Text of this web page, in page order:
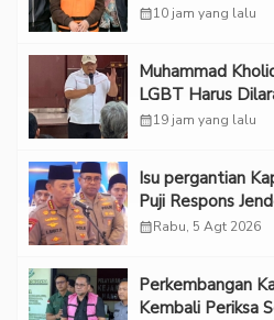
calendar_month10 jam yang lalu
Muhammad
LGBT Harus
Melindungi Korban
calendar_month19 jam yang lalu
Isu pergantian
Puji Respons
“Adem”
calendar_monthRabu, 5 Agt 2026
Perkembangan
Kembali Periksa